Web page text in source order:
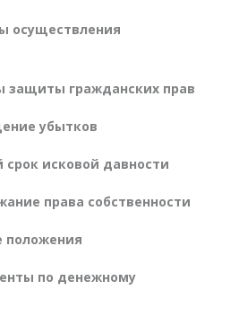
осуществления
защиты гражданских прав
убытков
исковой давности
права собственности
положения
по денежному